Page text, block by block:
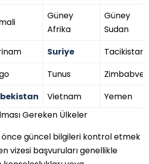
Güney
Afrika
Güney
Sudan
Suriye
Tacikistan
Tunus
Zimbabve
Vietnam
Yemen
Gereken Ülkeler
güncel bilgileri kontrol etmek
vizesi başvuruları genellikle